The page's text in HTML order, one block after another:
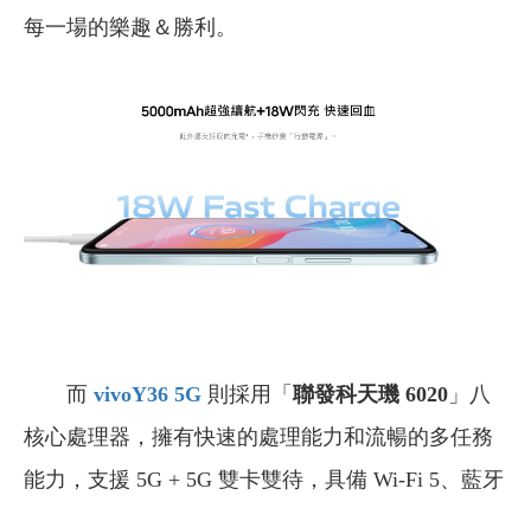
每一場的樂趣＆勝利。
而 vivoY36 5G 則採用「 聯發科天璣 6020 」八
核心處理器，擁有快速的處理能力和流暢的多任務
能力，支援 5G + 5G 雙卡雙待，具備 Wi-Fi 5、藍牙